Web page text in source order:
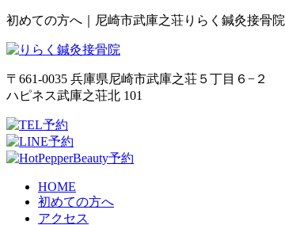
初めての方へ｜尼崎市武庫之荘りらく鍼灸接骨院
〒661-0035 兵庫県尼崎市武庫之荘５丁目６−２
ハピネス武庫之荘北 101
HOME
初めての方へ
アクセス